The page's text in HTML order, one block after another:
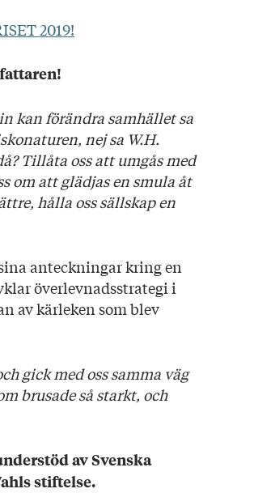
2019!
kan förändra samhället sa
nej sa W.H.
Tillåta oss att umgås med
om att glädjas en smula åt
hålla oss sällskap en
anteckningar kring en
överlevnadsstrategi i
av kärleken som blev
gick med oss samma väg
brusade så starkt, och
av Svenska
stiftelse.